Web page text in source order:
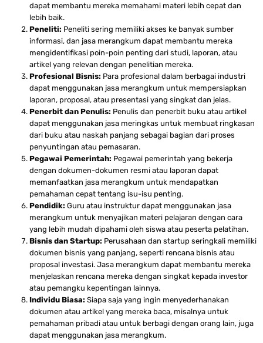
dapat membantu mereka memahami materi lebih cepat dan
lebih baik.
Peneliti: Peneliti sering memiliki akses ke banyak sumber
informasi, dan jasa merangkum dapat membantu mereka
mengidentifikasi poin-poin penting dari studi, laporan, atau
artikel yang relevan dengan penelitian mereka.
Profesional Bisnis: Para profesional dalam berbagai industri
dapat menggunakan jasa merangkum untuk mempersiapkan
laporan, proposal, atau presentasi yang singkat dan jelas.
Penerbit dan Penulis: Penulis dan penerbit buku atau artikel
dapat menggunakan jasa meringkas untuk membuat ringkasan
dari buku atau naskah panjang sebagai bagian dari proses
penyuntingan atau pemasaran.
Pegawai Pemerintah: Pegawai pemerintah yang bekerja
dengan dokumen-dokumen resmi atau laporan dapat
memanfaatkan jasa merangkum untuk mendapatkan
pemahaman cepat tentang isu-isu penting.
Pendidik: Guru atau instruktur dapat menggunakan jasa
merangkum untuk menyajikan materi pelajaran dengan cara
yang lebih mudah dipahami oleh siswa atau peserta pelatihan.
Bisnis dan Startup: Perusahaan dan startup seringkali memiliki
dokumen bisnis yang panjang, seperti rencana bisnis atau
proposal investasi. Jasa merangkum dapat membantu mereka
menjelaskan rencana mereka dengan singkat kepada investor
atau pemangku kepentingan lainnya.
Individu Biasa: Siapa saja yang ingin menyederhanakan
dokumen atau artikel yang mereka baca, misalnya untuk
pemahaman pribadi atau untuk berbagi dengan orang lain, juga
dapat menggunakan jasa merangkum.